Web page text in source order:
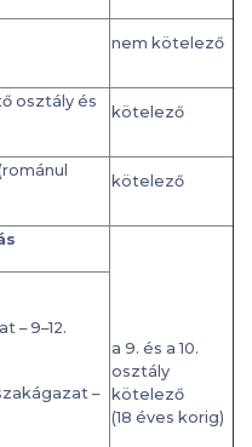
nem kötelező
osztály és
kötelező
kötelező
a 9. és a 10.
osztály
kötelező
(18 éves korig)
– 9–12.
–